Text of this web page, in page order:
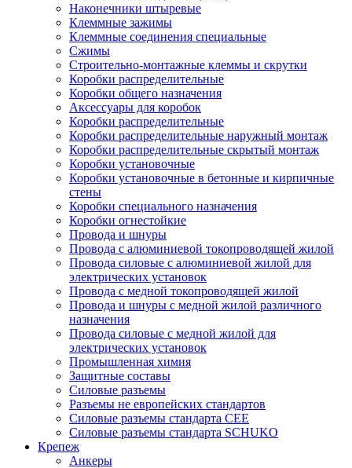
Наконечники штыревые
Клеммные зажимы
Клеммные соединения специальные
Сжимы
Строительно-монтажные клеммы и скрутки
Коробки распределительные
Коробки общего назначения
Аксессуары для коробок
Коробки распределительные
Коробки распределительные наружный монтаж
Коробки распределительные скрытый монтаж
Коробки установочные
Коробки установочные в бетонные и кирпичные
стены
Коробки специального назначения
Коробки огнестойкие
Провода и шнуры
Провода с алюминиевой токопроводящей жилой
Провода силовые с алюминиевой жилой для
электрических установок
Провода с медной токопроводящей жилой
Провода и шнуры с медной жилой различного
назначения
Провода силовые с медной жилой для
электрических установок
Промышленная химия
Защитные составы
Силовые разъемы
Разъемы не европейских стандартов
Силовые разъемы стандарта CEE
Силовые разъемы стандарта SCHUKO
Крепеж
Анкеры